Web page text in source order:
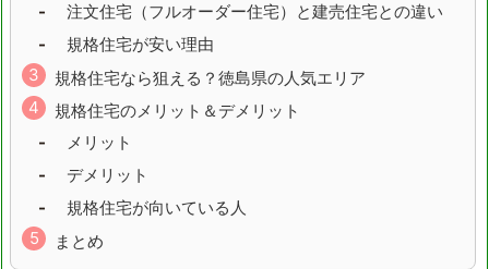
京都府 大阪府
和歌山県
注文住宅（フルオーダー住宅）と建売住宅との違い
規格住宅が安い理由
規格住宅なら狙える？徳島県の人気エリア
規格住宅のメリット＆デメリット
メリット
デメリット
規格住宅が向いている人
まとめ